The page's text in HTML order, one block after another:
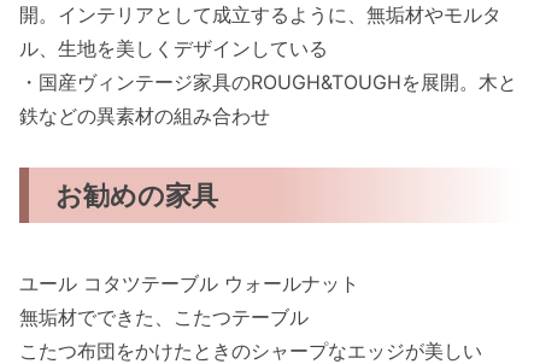
開。インテリアとして成立するように、無垢材やモルタ
ル、生地を美しくデザインしている
・国産ヴィンテージ家具のROUGH&TOUGHを展開。木と
鉄などの異素材の組み合わせ
お勧めの家具
ユール コタツテーブル ウォールナット
無垢材でできた、こたつテーブル
こたつ布団をかけたときのシャープなエッジが美しい